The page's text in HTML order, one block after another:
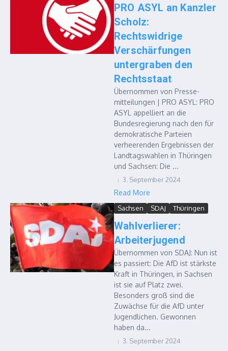
PRO ASYL an Kanzler
Scholz:
Rechtswidrige
Verschärfungen
untergraben den
Rechtsstaat
Übernommen von Presse­
mitteilungen | PRO ASYL: PRO
ASYL appelliert an die
Bundesregierung nach den für
demokratische Parteien
verheerenden Ergebnissen der
Landtagswahlen in Thüringen
und Sachsen: Die ...
3. September 2024
Read More
Sachsen SDAJ Thüringen
Wahlverlierer:
Arbeiterjugend
Übernommen von SDAJ: Nun ist
es passiert: Die AfD ist stärkste
Kraft in Thüringen, in Sachsen
ist sie auf Platz zwei.
Besonders groß sind die
Zuwächse für die AfD unter
Jugendlichen. Gewonnen
haben da...
3. September 2024